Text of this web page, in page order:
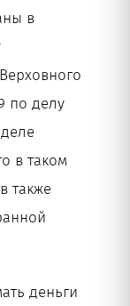
в
по делу
в таком
также
деньги